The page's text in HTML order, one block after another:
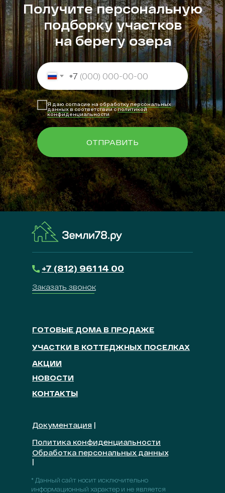
Указывая свои данные, вы даёте согласие на
обработку персональных данных
+7
Я даю согласие наобработку персональных
данныхв соответствии сполитикой
конфиденциальности
ОТПРАВИТЬ
Получите персональную
подборку участков
на берегу озера
* Данный сайт носит исключительно
информационный характер и не является
Политика конфиденциальности
Обработка персональных данных
|
Документация |
КОНТАКТЫ
НОВОСТИ
АКЦИИ
УЧАСТКИ В КОТТЕДЖНЫХ ПОСЕЛКАХ
ГОТОВЫЕ ДОМА В ПРОДАЖЕ
Заказать звонок
+7 (812) 961 14 00